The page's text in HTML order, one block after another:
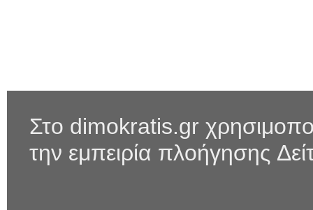
Στο dimokratis.gr
την εμπειρία πλοήγησης